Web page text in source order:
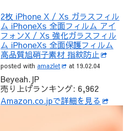
2枚 iPhone X / Xs ガラスフィル
ム iPhoneXs 全面フィルム アイ
フォンX / Xs 強化ガラスフィル
ム iPhoneXs 全面保護フィルム
高品質旭硝子素材 指紋防止
posted with amazlet at 19.02.04
Beyeah.JP
売り上げランキング: 6,962
Amazon.co.jpで詳細を見る